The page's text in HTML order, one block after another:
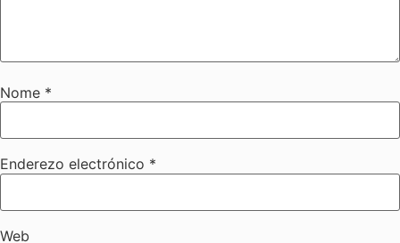
Nome *
Enderezo electrónico *
Web